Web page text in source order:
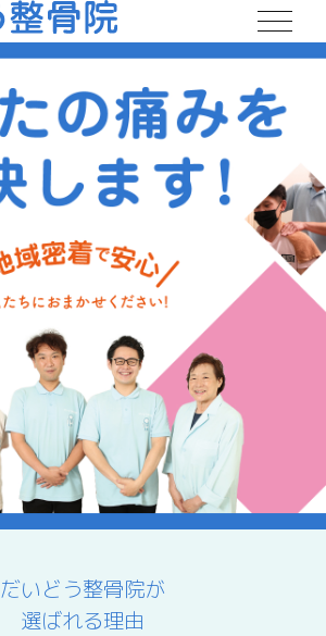
だいどう整骨院が
選ばれる理由